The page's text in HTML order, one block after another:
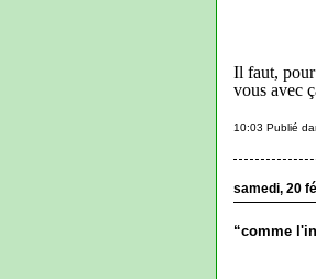
Il faut,
vous avec
10:03 Publié
samedi, 20
“comme